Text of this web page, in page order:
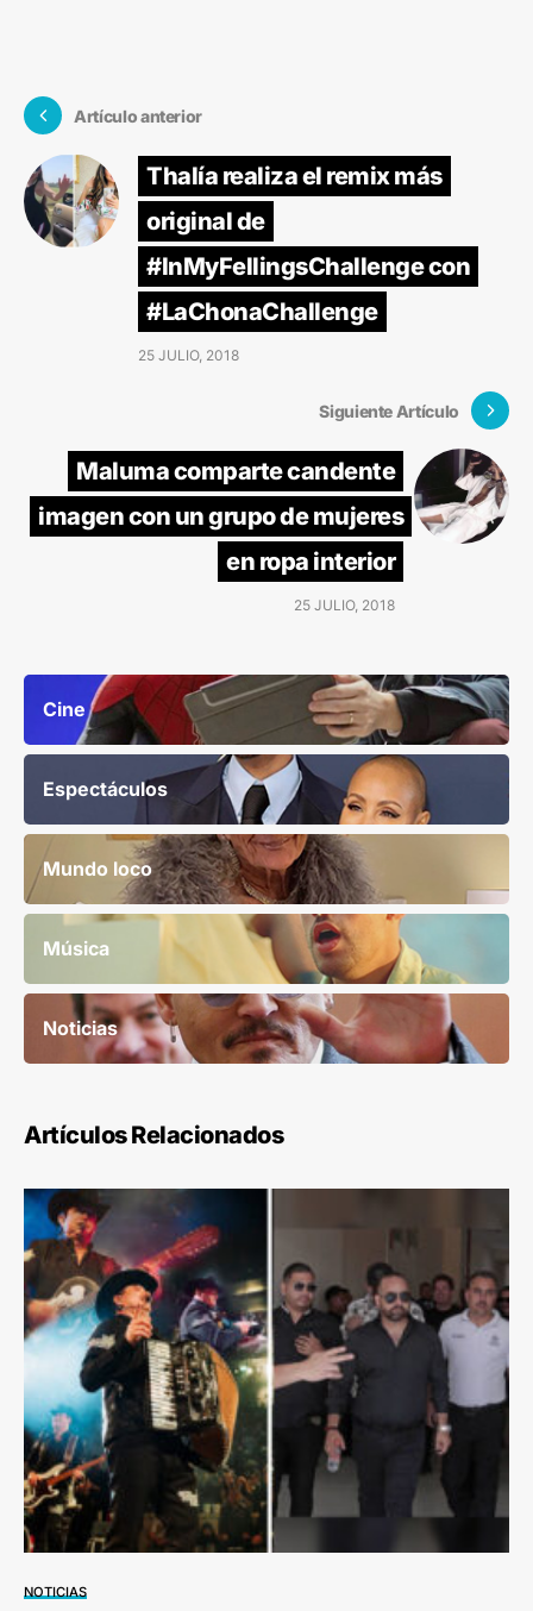
Artículo anterior
Thalía realiza el remix más
original de
#InMyFellingsChallenge con
#LaChonaChallenge
25 JULIO, 2018
Siguiente Artículo
Maluma comparte candente
imagen con un grupo de mujeres
en ropa interior
25 JULIO, 2018
Cine
Espectáculos
Mundo loco
Música
Noticias
Artículos Relacionados
NOTICIAS